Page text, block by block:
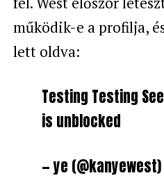
működik-e a profilja,
lett oldva:
Testing Testing
is unblocked
— ye (@kanyewest)